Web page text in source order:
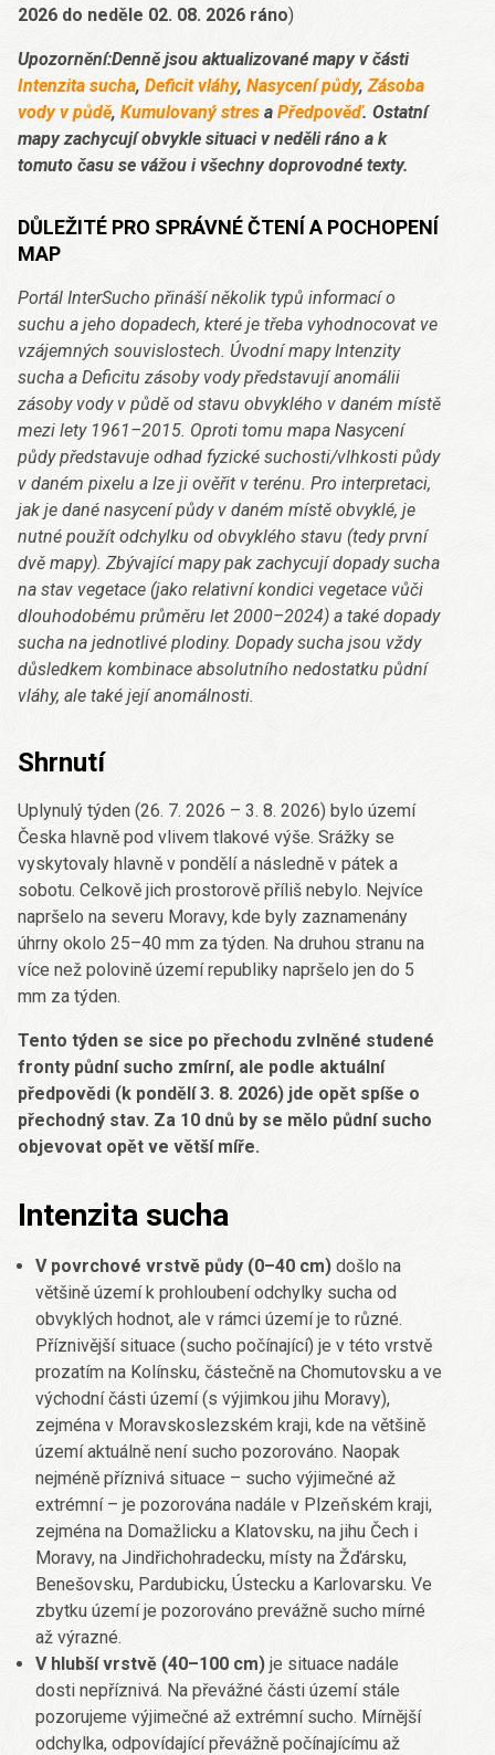
2026 do neděle 02. 08. 2026 ráno)
Upozornění:Denně jsou aktualizované mapy v části
Intenzita sucha, Deficit vláhy, Nasycení půdy, Zásoba
vody v půdě, Kumulovaný stres a Předpověď. Ostatní
mapy zachycují obvykle situaci v neděli ráno a k
tomuto času se vážou i všechny doprovodné texty.
DŮLEŽITÉ PRO SPRÁVNÉ ČTENÍ A POCHOPENÍ
MAP
Portál InterSucho přináší několik typů informací o
suchu a jeho dopadech, které je třeba vyhodnocovat ve
vzájemných souvislostech. Úvodní mapy Intenzity
sucha a Deficitu zásoby vody představují anomálii
zásoby vody v půdě od stavu obvyklého v daném místě
mezi lety 1961–2015. Oproti tomu mapa Nasycení
půdy představuje odhad fyzické suchosti/vlhkosti půdy
v daném pixelu a lze ji ověřit v terénu. Pro interpretaci,
jak je dané nasycení půdy v daném místě obvyklé, je
nutné použít odchylku od obvyklého stavu (tedy první
dvě mapy). Zbývající mapy pak zachycují dopady sucha
na stav vegetace (jako relativní kondici vegetace vůči
dlouhodobému průměru let 2000–2024) a také dopady
sucha na jednotlivé plodiny. Dopady sucha jsou vždy
důsledkem kombinace absolutního nedostatku půdní
vláhy, ale také její anomálnosti.
Shrnutí
Uplynulý týden (26. 7. 2026 – 3. 8. 2026) bylo území
Česka hlavně pod vlivem tlakové výše. Srážky se
vyskytovaly hlavně v pondělí a následně v pátek a
sobotu. Celkově jich prostorově příliš nebylo. Nejvíce
napršelo na severu Moravy, kde byly zaznamenány
úhrny okolo 25–40 mm za týden. Na druhou stranu na
více než polovině území republiky napršelo jen do 5
mm za týden.
Tento týden se sice po přechodu zvlněné studené
fronty půdní sucho zmírní, ale podle aktuální
předpovědi (k pondělí 3. 8. 2026) jde opět spíše o
přechodný stav. Za 10 dnů by se mělo půdní sucho
objevovat opět ve větší míře.
Intenzita sucha
V povrchové vrstvě půdy (0–40 cm) došlo na
většině území k prohloubení odchylky sucha od
obvyklých hodnot, ale v rámci území je to různé.
Příznivější situace (sucho počínající) je v této vrstvě
prozatím na Kolínsku, částečně na Chomutovsku a ve
východní části území (s výjimkou jihu Moravy),
zejména v Moravskoslezském kraji, kde na většině
území aktuálně není sucho pozorováno. Naopak
nejméně příznivá situace – sucho výjimečné až
extrémní – je pozorována nadále v Plzeňském kraji,
zejména na Domažlicku a Klatovsku, na jihu Čech i
Moravy, na Jindřichohradecku, místy na Žďársku,
Benešovsku, Pardubicku, Ústecku a Karlovarsku. Ve
zbytku území je pozorováno prevážně sucho mírné
až výrazné.
V hlubší vrstvě (40–100 cm) je situace nadále
dosti nepříznivá. Na převážné části území stále
pozorujeme výjimečné až extrémní sucho. Mírnější
odchylka, odpovídající převážně počínajícímu až